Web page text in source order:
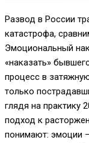
Развод в России
катастрофа,
Эмоциональный
«наказать»
процесс в
только
глядя на практику
подход к
понимают: эмоции